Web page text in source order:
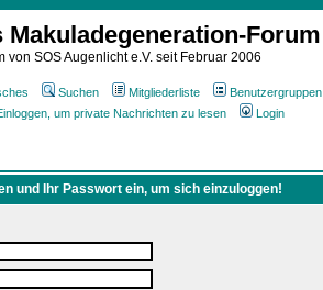
Makuladegeneration-Forum
von SOS Augenlicht e.V. seit Februar 2006
Suchen Mitgliederliste Benutzergruppen
um private Nachrichten zu lesen Login
und Ihr Passwort ein, um sich einzuloggen!